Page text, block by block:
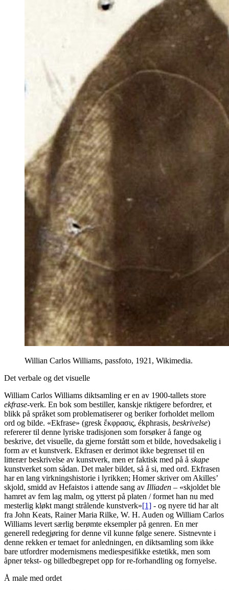
Willian Carlos Williams, passfoto, 1921, Wikimedia.
Det verbale og det visuelle
William Carlos Williams diktsamling er en av 1900-tallets store
ekfrase-verk. En bok som bestiller, kanskje riktigere befordrer, et
blikk på språket som problematiserer og beriker forholdet mellom
ord og bilde. «Ekfrase» (gresk ἔκφρασις, ékphrasis, beskrivelse)
refererer til denne lyriske tradisjonen som forsøker å fange og
beskrive, det visuelle, da gjerne forstått som et bilde, hovedsakelig i
form av et kunstverk. Ekfrasen er derimot ikke begrenset til en
litterær beskrivelse av kunstverk, men er faktisk med på å skape
kunstverket som sådan. Det maler bildet, så å si, med ord. Ekfrasen
har en lang virkningshistorie i lyrikken; Homer skriver om Akilles’
skjold, smidd av Hefaistos i attende sang av Illiaden – «skjoldet ble
hamret av fem lag malm, og ytterst på platen / formet han nu med
mesterlig kløkt mangt strålende kunstverk»[1] - og nyere tid har alt
fra John Keats, Rainer Maria Rilke, W. H. Auden og William Carlos
Williams levert særlig berømte eksempler på genren. En mer
generell redegjøring for denne vil kunne følge senere. Sistnevnte i
denne rekken er temaet for anledningen, en diktsamling som ikke
bare utfordrer modernismens mediespesifikke estetikk, men som
åpner tekst- og billedbegrepet opp for re-forhandling og fornyelse.
Å male med ordet